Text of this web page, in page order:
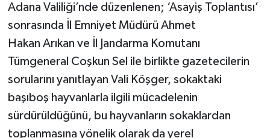
Adana Valiliği’nde düzenlenen; ‘Asayiş Toplantısı’
sonrasında İl Emniyet Müdürü Ahmet
Hakan Arıkan ve İl Jandarma Komutanı
Tümgeneral Coşkun Sel ile birlikte gazetecilerin
sorularını yanıtlayan Vali Köşger, sokaktaki
başıboş hayvanlarla ilgili mücadelenin
sürdürüldüğünü, bu hayvanların sokaklardan
toplanmasına yönelik olarak da yerel